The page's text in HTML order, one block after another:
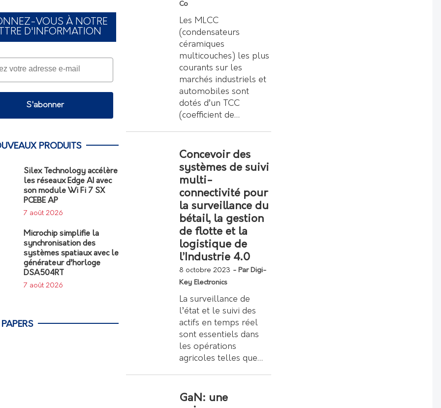
Co
Les MLCC
(condensateurs
céramiques
multicouches) les plus
courants sur les
marchés industriels et
automobiles sont
dotés d’un TCC
(coefficient de…
Concevoir des
systèmes de suivi
multi-
connectivité pour
la surveillance du
bétail, la gestion
de flotte et la
logistique de
l’Industrie 4.0
8 octobre 2023 - Par Digi-
Key Electronics
La surveillance de
l’état et le suivi des
actifs en temps réel
sont essentiels dans
les opérations
agricoles telles que…
GaN: une
VOUS À NOTRE
D'INFORMATION
S'abonner
PRODUITS
Silex Technology accélère
les réseaux Edge AI avec
son module Wi Fi 7 SX
PCEBE AP
7 août 2026
Microchip simplifie la
synchronisation des
systèmes spatiaux avec le
générateur d’horloge
DSA504RT
7 août 2026